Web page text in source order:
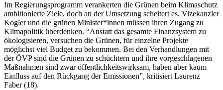
Im Regierungsprogramm verankerten die Grünen beim Klimaschutz
ambitionierte Ziele, doch an der Umsetzung scheitert es. Vizekanzler
Kogler und die grünen Minister*innen müssen ihren Zugang zu
Klimapolitik überdenken. “Anstatt das gesamte Finanzsystem zu
ökologisieren, versuchen die Grünen, für einzelne Projekte
möglichst viel Budget zu bekommen. Bei den Verhandlungen mit
der ÖVP sind die Grünen zu schüchtern und ihre vorgeschlagenen
Maßnahmen sind zwar öffentlichkeitswirksam, haben aber kaum
Einfluss auf den Rückgang der Emissionen”, kritisiert Laurenz
Faber (18).